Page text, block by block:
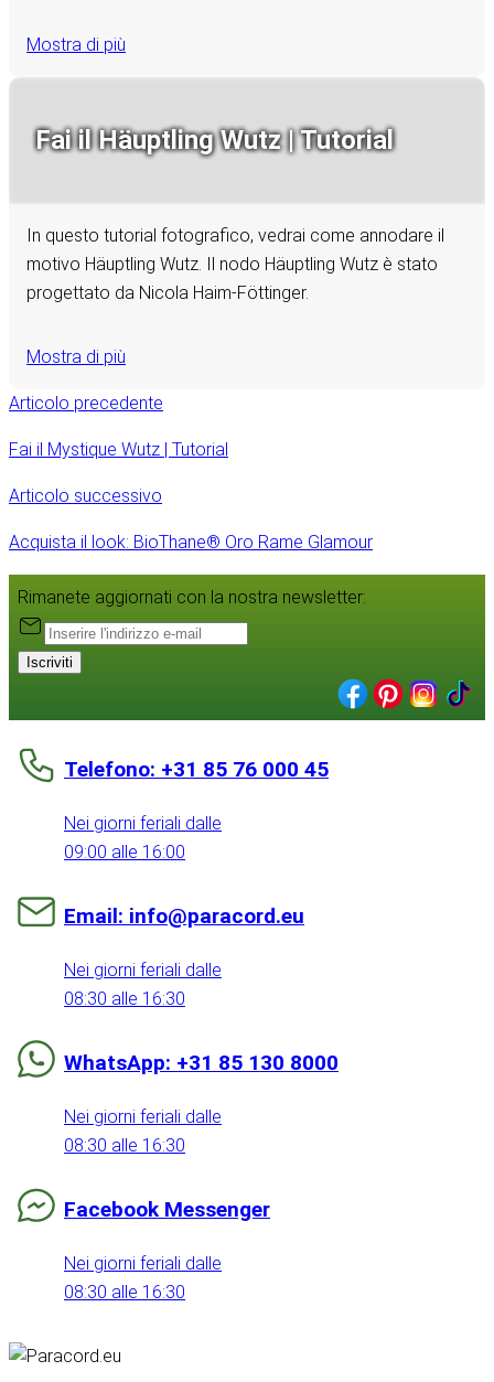
Mostra di più
Fai il Häuptling Wutz | Tutorial
In questo tutorial fotografico, vedrai come annodare il
motivo Häuptling Wutz. Il nodo Häuptling Wutz è stato
progettato da Nicola Haim-Föttinger.
Mostra di più
Articolo precedente
Fai il Mystique Wutz | Tutorial
Articolo successivo
Acquista il look: BioThane® Oro Rame Glamour
Rimanete aggiornati con la nostra newsletter:
Iscriviti
Telefono: +31 85 76 000 45
Nei giorni feriali dalle
09:00 alle 16:00
Email: info@paracord.eu
Nei giorni feriali dalle
08:30 alle 16:30
WhatsApp: +31 85 130 8000
Nei giorni feriali dalle
08:30 alle 16:30
Facebook Messenger
Nei giorni feriali dalle
08:30 alle 16:30